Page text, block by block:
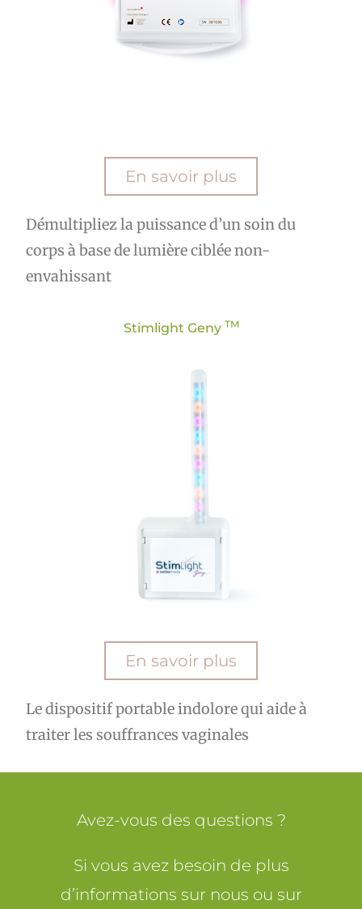
En savoir plus
Démultipliez la puissance d’un soin du
corps à base de lumière ciblée non-
envahissant
Stimlight Geny TM
En savoir plus
Le dispositif portable indolore qui aide à
traiter les souffrances vaginales
Avez-vous des questions ?
Si vous avez besoin de plus
d’informations sur nous ou sur